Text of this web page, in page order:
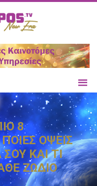
8
ΟΨΕΙΣ
ΚΑΙ ΤΙ
ΖΩΔΙΟ